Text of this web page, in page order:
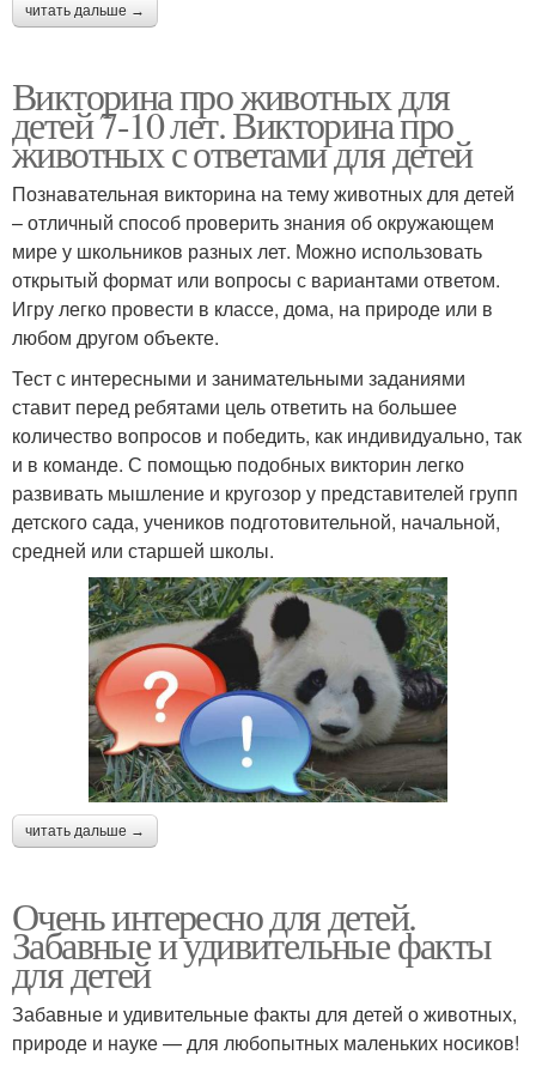
читать дальше →
Викторина про животных для
детей 7-10 лет. Викторина про
животных с ответами для детей
Познавательная викторина на тему животных для детей
– отличный способ проверить знания об окружающем
мире у школьников разных лет. Можно использовать
открытый формат или вопросы с вариантами ответом.
Игру легко провести в классе, дома, на природе или в
любом другом объекте.
Тест с интересными и занимательными заданиями
ставит перед ребятами цель ответить на большее
количество вопросов и победить, как индивидуально, так
и в команде. С помощью подобных викторин легко
развивать мышление и кругозор у представителей групп
детского сада, учеников подготовительной, начальной,
средней или старшей школы.
читать дальше →
Очень интересно для детей.
Забавные и удивительные факты
для детей
Забавные и удивительные факты для детей о животных,
природе и науке — для любопытных маленьких носиков!